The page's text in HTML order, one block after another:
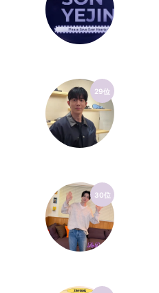
29位
30位